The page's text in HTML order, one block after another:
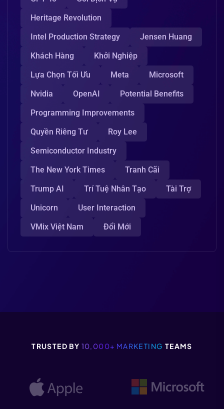
Heritage Revolution
Intel Production Strategy
Jensen Huang
Khách Hàng
Khởi Nghiệp
Lựa Chọn Tối Ưu
Meta
Microsoft
Nvidia
OpenAI
Potential Benefits
Programming Improvements
Quyền Riêng Tư
Roy Lee
Semiconductor Industry
The New York Times
Tranh Cãi
Trump AI
Trí Tuệ Nhân Tạo
Tài Trợ
Unicorn
User Interaction
VMix Việt Nam
Đổi Mới
TRUSTED BY 10,000+ MARKETING TEAMS